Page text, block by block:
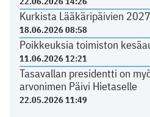
Kurkista Lääkäripäivien
18.06.2026 08:58
Poikkeuksia toimiston
11.06.2026 12:21
Tasavallan presidentti on
arvonimen Päivi Hietaselle
22.05.2026 11:49